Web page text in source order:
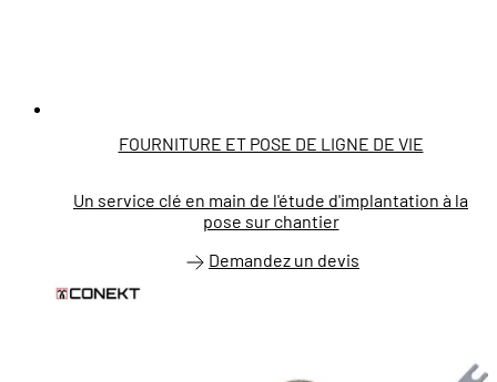
FOURNITURE ET POSE DE LIGNE DE VIE
Un service clé en main de l'étude d'implantation à la
pose sur chantier
Demandez un devis